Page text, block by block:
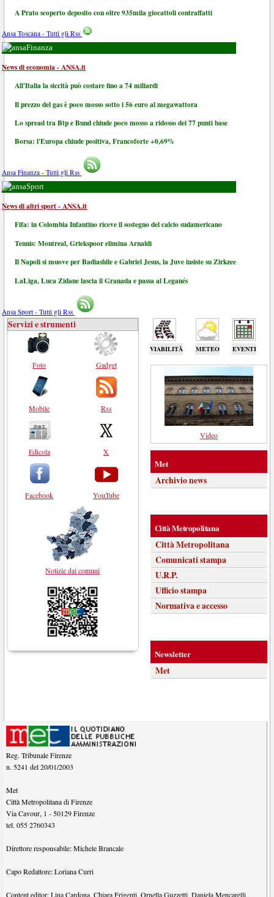
A Prato scoperto deposito con oltre 935mila giocattoli contraffatti
Ansa Toscana - Tutti gli Rss
Finanza
News di economia - ANSA.it
All'Italia la siccità può costare fino a 74 miliardi
Il prezzo del gas è poco mosso sotto i 56 euro al megawattora
Lo spread tra Btp e Bund chiude poco mosso a ridosso dei 77 punti base
Borsa: l'Europa chiude positiva, Francoforte +0,69%
Ansa Finanza - Tutti gli Rss
Sport
News di altri sport - ANSA.it
Fifa: in Colombia Infantino riceve il sostegno del calcio sudamericano
Tennis: Montreal, Griekspoor elimina Arnaldi
Il Napoli si muove per Badiashile e Gabriel Jesus, la Juve insiste su Zirkzee
LaLiga, Luca Zidane lascia il Granada e passa al Leganés
Ansa Sport - Tutti gli Rss
VIABILITÀ METEO EVENTI
Servizi e strumenti
Foto
Mobile
Edicola
Facebook
Gadget
Rss
X
YouTube
Notizie dai comuni
Video
Met
Archivio news
Città Metropolitana
Città Metropolitana
Comunicati stampa
U.R.P.
Ufficio stampa
Normativa e accesso
Newsletter
Met
Reg. Tribunale Firenze
n. 5241 del 20/01/2003
Met
Città Metropolitana di Firenze
Via Cavour, 1 - 50129 Firenze
tel.055 2760343
Direttore responsabile:Michele Brancale
Capo Redattore:Loriana Curri
Content editor:Lina Cardona,Chiara Frigenti,Ornella Guzzetti,Daniela Mencarelli,